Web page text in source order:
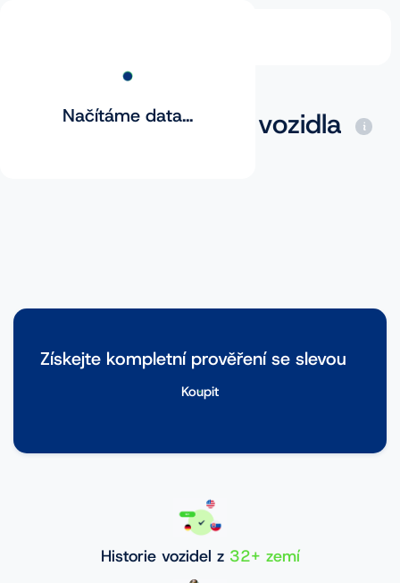
Načítáme data...
Základní prověření vozidla
Získejte kompletní prověření se slevou
Koupit
Historie vozidel z 32+ zemí